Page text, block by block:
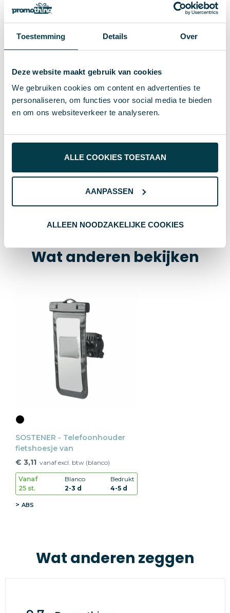
Toestemming Details Over
Deze website maakt gebruik van cookies
We gebruiken cookies om content en advertenties te
personaliseren, om functies voor social media te bieden
en om ons websiteverkeer te analyseren.
ALLE COOKIES TOESTAAN
AANPASSEN
ALLEEN NOODZAKELIJKE COOKIES
Artikelnummer
Materiaal Kunststof
Maat
EAN-code 8785260172200
Gewicht 74.5 g
Merk
Kleur
Standaard uitvoering
Hoogte 10.2 cm
6.5 cm
Wat anderen bekijken
SOSTENER - Telefoonhouder
fietshoesje van
€ 3,11 vanaf excl. btw (blanco)
Vanaf
25 st.
Blanco
2-3 d
Bedrukt
4-5 d
ABS
Wat anderen zeggen